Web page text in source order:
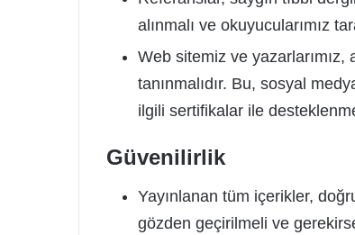
alınmalı ve okuyucularımız
Web sitemiz ve
tanınmalıdır. Bu, sosyal
ilgili sertifikalar ile
Güvenilirlik
Yayınlanan tüm içerikler,
gözden geçirilmeli ve